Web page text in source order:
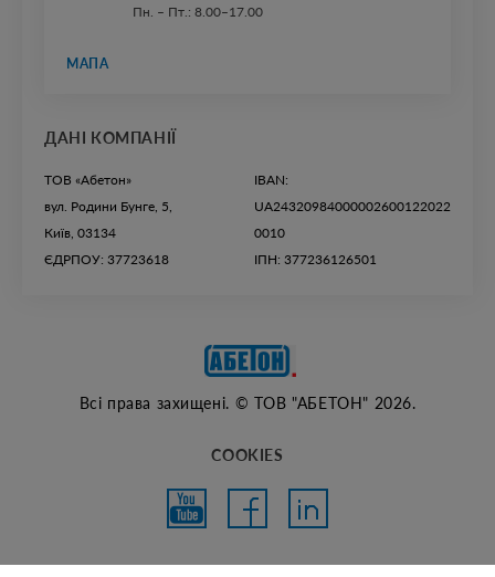
Пн. – Пт.: 8.00–17.00
МАПА
ДАНІ КОМПАНІЇ
ТОВ «Абетон»
вул. Родини Бунге, 5,
Київ, 03134
ЄДРПОУ: 37723618
IBAN:
UA24320984000002600122022
0010
ІПН: 377236126501
Всі права захищені. © ТОВ "АБЕТОН" 2026.
COOKIES